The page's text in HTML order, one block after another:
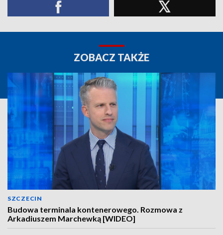
ZOBACZ TAKŻE
SZCZECIN
Budowa terminala kontenerowego. Rozmowa z
Arkadiuszem Marchewką [WIDEO]